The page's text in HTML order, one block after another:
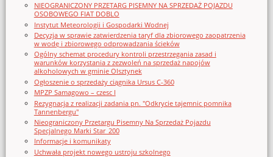
NIEOGRANICZONY PRZETARG PISEMNY NA SPRZEDAŻ POJAZDU
OSOBOWEGO FIAT DOBLO
Instytut Meteorologii i Gospodarki Wodnej
Decyzja w sprawie zatwierdzenia taryf dla zbiorowego zaopatrzenia
w wodę i zbiorowego odprowadzania ścieków
Ogólny schemat procedury kontroli przestrzegania zasad i
warunków korzystania z zezwoleń na sprzedaż napojów
alkoholowych w gminie Olsztynek
Ogłoszenie o sprzedaży ciągnika Ursus C-360
MPZP Samagowo – czesc I
Rezygnacja z realizacji zadania pn. "Odkrycie tajemnic pomnika
Tannenbergu"
Nieograniczony Przetargu Pisemny Na Sprzedaż Pojazdu
Specjalnego Marki Star_200
Informacje i komunikaty
Uchwała projekt nowego ustroju szkolnego